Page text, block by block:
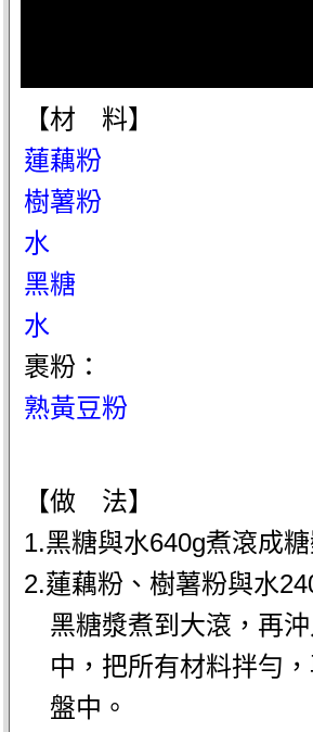
【材 料】
蓮藕粉
樹薯粉
水
黑糖
水
裹粉：
熟黃豆粉
【做 法】
1.黑糖與水640g煮滾成糖
2.蓮藕粉、樹薯粉與水
黑糖漿煮到大滾，再
中，把所有材料拌勻
盤中。